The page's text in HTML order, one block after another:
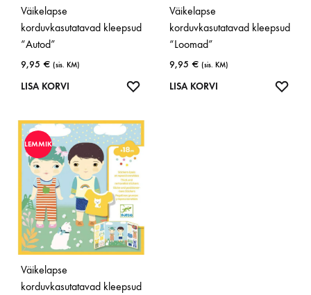
Väikelapse
korduvkasutatavad kleepsud
“Autod”
9,95 € (sis. KM)
LISA KORVI
Väikelapse
korduvkasutatavad kleepsud
“Loomad”
9,95 € (sis. KM)
LISA KORVI
LEMMIK
Väikelapse
korduvkasutatavad kleepsud